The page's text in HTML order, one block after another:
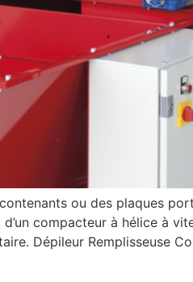
ou des plaques
compacteur à hélice à
Dépileur Remplisseuse